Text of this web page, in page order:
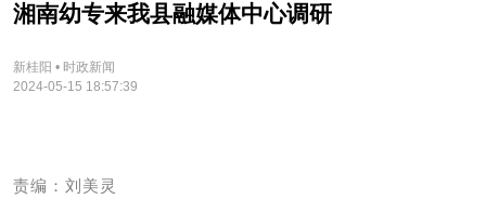
湘南幼专来我县融媒体中心调研
新桂阳 • 时政新闻
2024-05-15 18:57:39
责编：刘美灵